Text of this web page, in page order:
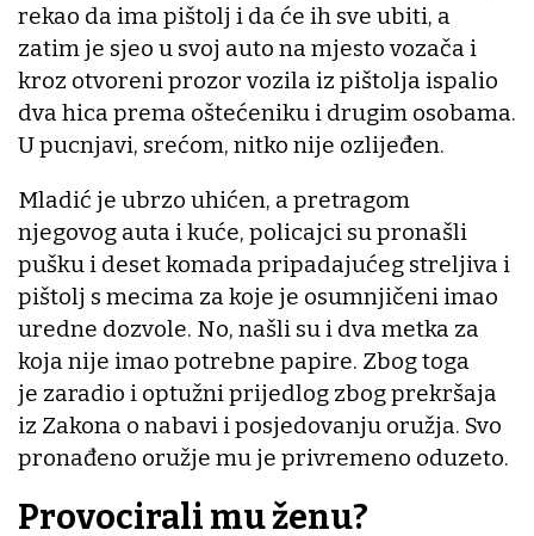
rekao da ima pištolj i da će ih sve ubiti, a
zatim je sjeo u svoj auto na mjesto vozača i
kroz otvoreni prozor vozila iz pištolja ispalio
dva hica prema oštećeniku i drugim osobama.
U pucnjavi, srećom, nitko nije ozlijeđen.
Mladić je ubrzo uhićen, a pretragom
njegovog auta i kuće, policajci su pronašli
pušku i deset komada pripadajućeg streljiva i
pištolj s mecima za koje je osumnjičeni imao
uredne dozvole. No, našli su i dva metka za
koja nije imao potrebne papire. Zbog toga
je zaradio i optužni prijedlog zbog prekršaja
iz Zakona o nabavi i posjedovanju oružja. Svo
pronađeno oružje mu je privremeno oduzeto.
Provocirali mu ženu?